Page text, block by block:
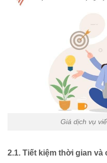
Giá dịch vụ
2.1. Tiết kiệm thời gian và